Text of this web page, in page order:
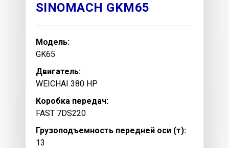
SINOMACH GKM65
Модель:
GK65
Двигатель:
WEICHAI 380 HP
Коробка передач:
FAST 7DS220
Грузоподъемность передней оси (т):
13